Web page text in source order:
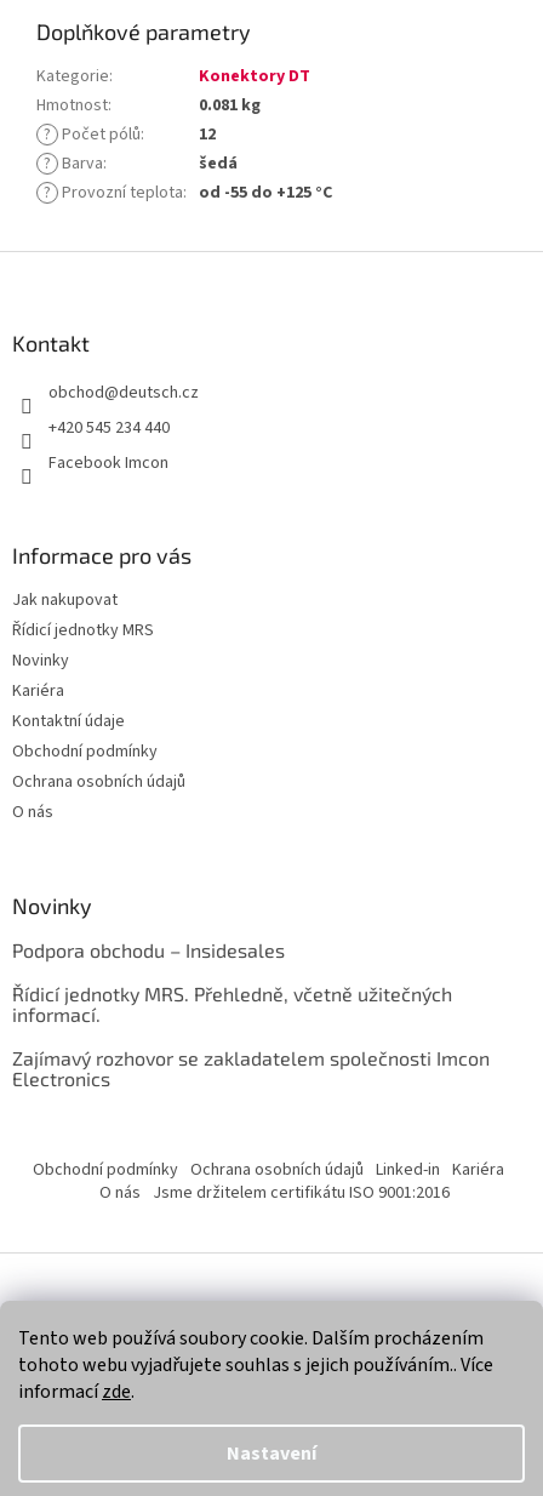
Tento web používá soubory cookie. Dalším procházením
tohoto webu vyjadřujete souhlas s jejich používáním.. Více
informacízde.
Nastavení
Doplňkové parametry
Kategorie:
Konektory DT
Hmotnost:
0.081 kg
? Počet pólů:
12
? Barva:
šedá
? Provozní teplota: od -55 do +125 °C
Kontakt
obchod@deutsch.cz
+420 545 234 440
Facebook Imcon
Informace pro vás
Jak nakupovat
Řídicí jednotky MRS
Novinky
Kariéra
Kontaktní údaje
Obchodní podmínky
Ochrana osobních údajů
O nás
Novinky
Podpora obchodu – Insidesales
Řídicí jednotky MRS. Přehledně, včetně užitečných
informací.
Zajímavý rozhovor se zakladatelem společnosti Imcon
Electronics
Obchodní podmínky Ochrana osobních údajů Linked-in Kariéra
O nás Jsme držitelem certifikátu ISO 9001:2016
Copyright 2026